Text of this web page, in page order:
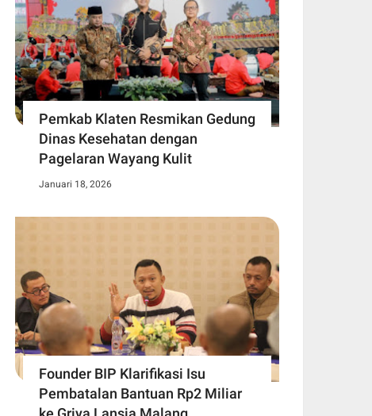
Pemkab Klaten Resmikan Gedung
Dinas Kesehatan dengan
Pagelaran Wayang Kulit
Januari 18, 2026
Founder BIP Klarifikasi Isu
Pembatalan Bantuan Rp2 Miliar